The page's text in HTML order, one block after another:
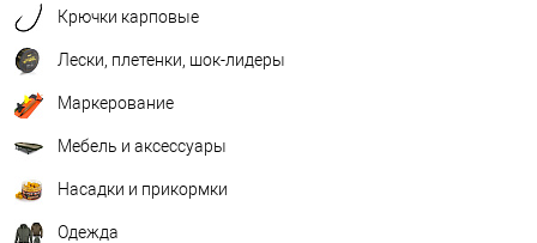
Крючки карповые
Лески, плетенки, шок-лидеры
Маркерование
Мебель и аксессуары
Насадки и прикормки
Одежда